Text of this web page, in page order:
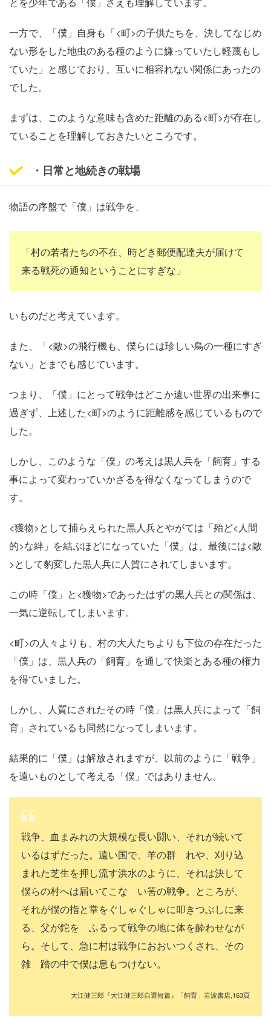
一方で、「僕」自身も「<町>の子供たちを、決してなじめ
ない形をした地虫のある種のように嫌っていたし軽蔑もし
ていた」と感じており、互いに相容れない関係にあったの
でした。
まずは、このような意味も含めた距離のある<町>が存在し
ていることを理解しておきたいところです。
・日常と地続きの戦場
物語の序盤で「僕」は戦争を、
「村の若者たちの不在、時どき郵便配達夫が届けて
来る戦死の通知ということにすぎな」
いものだと考えています。
また、「<敵>の飛行機も、僕らには珍しい鳥の一種にすぎ
ない」とまでも感じています。
つまり、「僕」にとって戦争はどこか遠い世界の出来事に
過ぎず、上述した<町>のように距離感を感じているもので
した。
しかし、このような「僕」の考えは黒人兵を「飼育」する
事によって変わっていかざるを得なくなってしまうので
す。
<獲物>として捕らえられた黒人兵とやがては「殆ど<人間
的>な絆」を結ぶほどになっていた「僕」は、最後には<敵
>として豹変した黒人兵に人質にされてしまいます。
この時「僕」と<獲物>であったはずの黒人兵との関係は、
一気に逆転してしまいます。
<町>の人々よりも、村の大人たちよりも下位の存在だった
「僕」は、黒人兵の「飼育」を通して快楽とある種の権力
を得ていました。
しかし、人質にされたその時「僕」は黒人兵によって「飼
育」されているも同然になってしまいます。
結果的に「僕」は解放されますが、以前のように「戦争」
を遠いものとして考える「僕」ではありません。
戦争、血まみれの大規模な長い闘い、それが続いて
いるはずだった。遠い国で、羊の群 れや、刈り込
まれた芝生を押し流す洪水のように、それは決して
僕らの村へは届いてこな い筈の戦争。ところが、
それが僕の指と掌をぐしゃぐしゃに叩きつぶしに来
る、父が鉈を ふるって戦争の地に体を酔わせなが
ら。そして、急に村は戦争におおいつくされ、その
雑 踏の中で僕は息もつけない。
大江健三郎『大江健三郎自選短篇』「飼育」岩波書店,163頁